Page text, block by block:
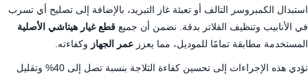
استبدال الكمبروسر التالف أو تعبئة غاز التبريد، بالإضافة إلى تصليح أي تسرب
في الأنابيب وتنظيف الفلاتر بدقة. نضمن أن جميع قطع غيار هيتاشي الأصلية
المستخدمة مطابقة تمامًا للموديل، مما يعزز عمر الجهاز وكفاءته.
تؤدي هذه الإجراءات إلى تحسين كفاءة الثلاجة بنسبة تصل إلى 40% وتقليل